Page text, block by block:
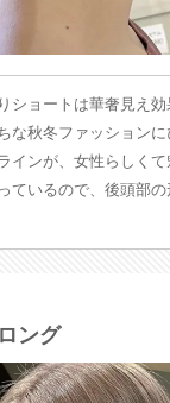
ショートは華奢見え効
な秋冬ファッション
インが、女性らしく
ているので、後頭部の
ング